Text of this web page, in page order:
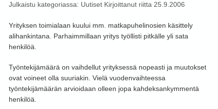
Julkaistu kategoriassa: UutisetKirjoittanut riitta25.9.2006
Yrityksen toimialaan kuului mm. matkapuhelinosien käsittely
alihankintana. Parhaimmillaan yritys työllisti pitkälle yli sata
henkilöä.
Työntekijämäärä on vaihdellut yrityksessä nopeasti ja muutokset
ovat voineet olla suuriakin. Vielä vuodenvaihteessa
työntekijämäärän arvioidaan olleen jopa kahdeksankymmentä
henkilöä.